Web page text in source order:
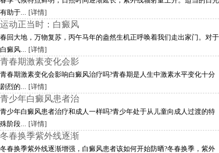
有助于... [详情]
运动正当时：白癜风
春回大地，万物复苏，丙午马年的盎然生机正呼唤着我们走出家门。对于
白癜风... [详情]
青春期激素变化会影
青春期激素变化会影响白癜风治疗吗?青春期是人生中激素水平变化十分
剧烈的... [详情]
青少年白癜风患者治
青少年白癜风患者治疗和成人一样吗?青少年处于从儿童向成人过渡的特
殊阶段... [详情]
冬春换季紫外线逐渐
冬春换季紫外线逐渐增强，白癜风患者该如何开始防晒?冬春换季，紫外